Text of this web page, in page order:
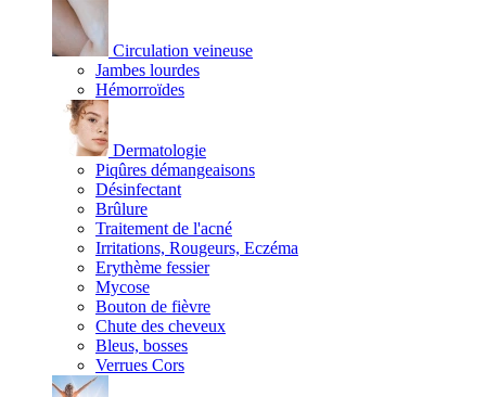
Circulation veineuse
Jambes lourdes
Hémorroïdes
Dermatologie
Piqûres démangeaisons
Désinfectant
Brûlure
Traitement de l'acné
Irritations, Rougeurs, Eczéma
Erythème fessier
Mycose
Bouton de fièvre
Chute des cheveux
Bleus, bosses
Verrues Cors